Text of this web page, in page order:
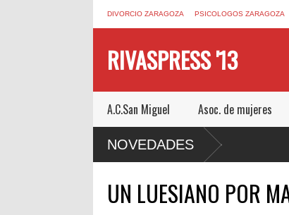
DIVORCIO ZARAGOZA PSICOLOGOS ZARAGOZA
RIVASPRESS '13
A.C.San Miguel Asoc. de mujeres
NOVEDADES
ESCAPE ROOM DE MUCHO MIEDO EN
UN LUESIANO POR